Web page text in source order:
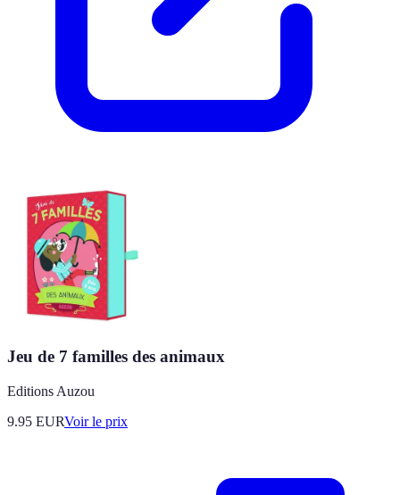
Jeu de 7 familles des animaux
Editions Auzou
9.95 EURVoir le prix